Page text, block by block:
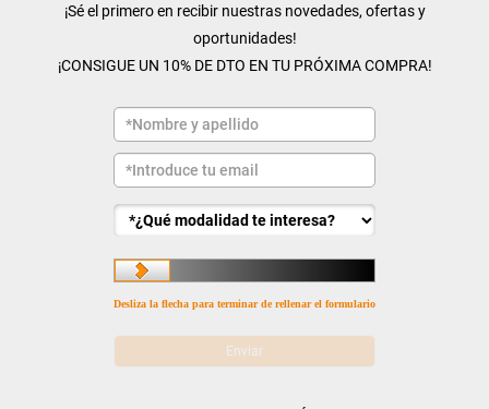
¡Sé el primero en recibir nuestras novedades, ofertas y
oportunidades!
¡CONSIGUE UN 10% DE DTO EN TU PRÓXIMA COMPRA!
Desliza la flecha para terminar de rellenar el formulario